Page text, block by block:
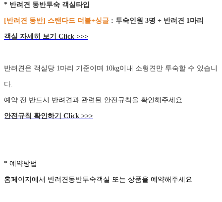
* 반려견 동반투숙 객실타입
[반려견 동반] 스탠다드 더블+싱글 : 투숙인원 3명 + 반려견 1마리
객실 자세히 보기 Click >>>
반려견은 객실당 1마리 기준이며 10kg이내 소형견만 투숙할 수 있습니
다.
예약 전 반드시 반려견과 관련된 안전규칙을 확인해주세요.
안전규칙 확인하기 Click >>>
* 예약방법
홈페이지에서 반려견동반투숙객실 또는 상품을 예약해주세요